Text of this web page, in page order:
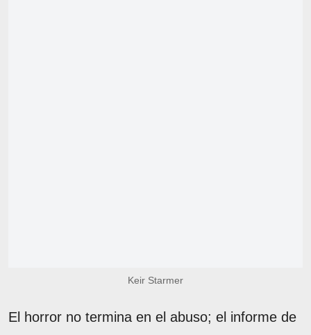
Keir Starmer
El horror no termina en el abuso; el informe de